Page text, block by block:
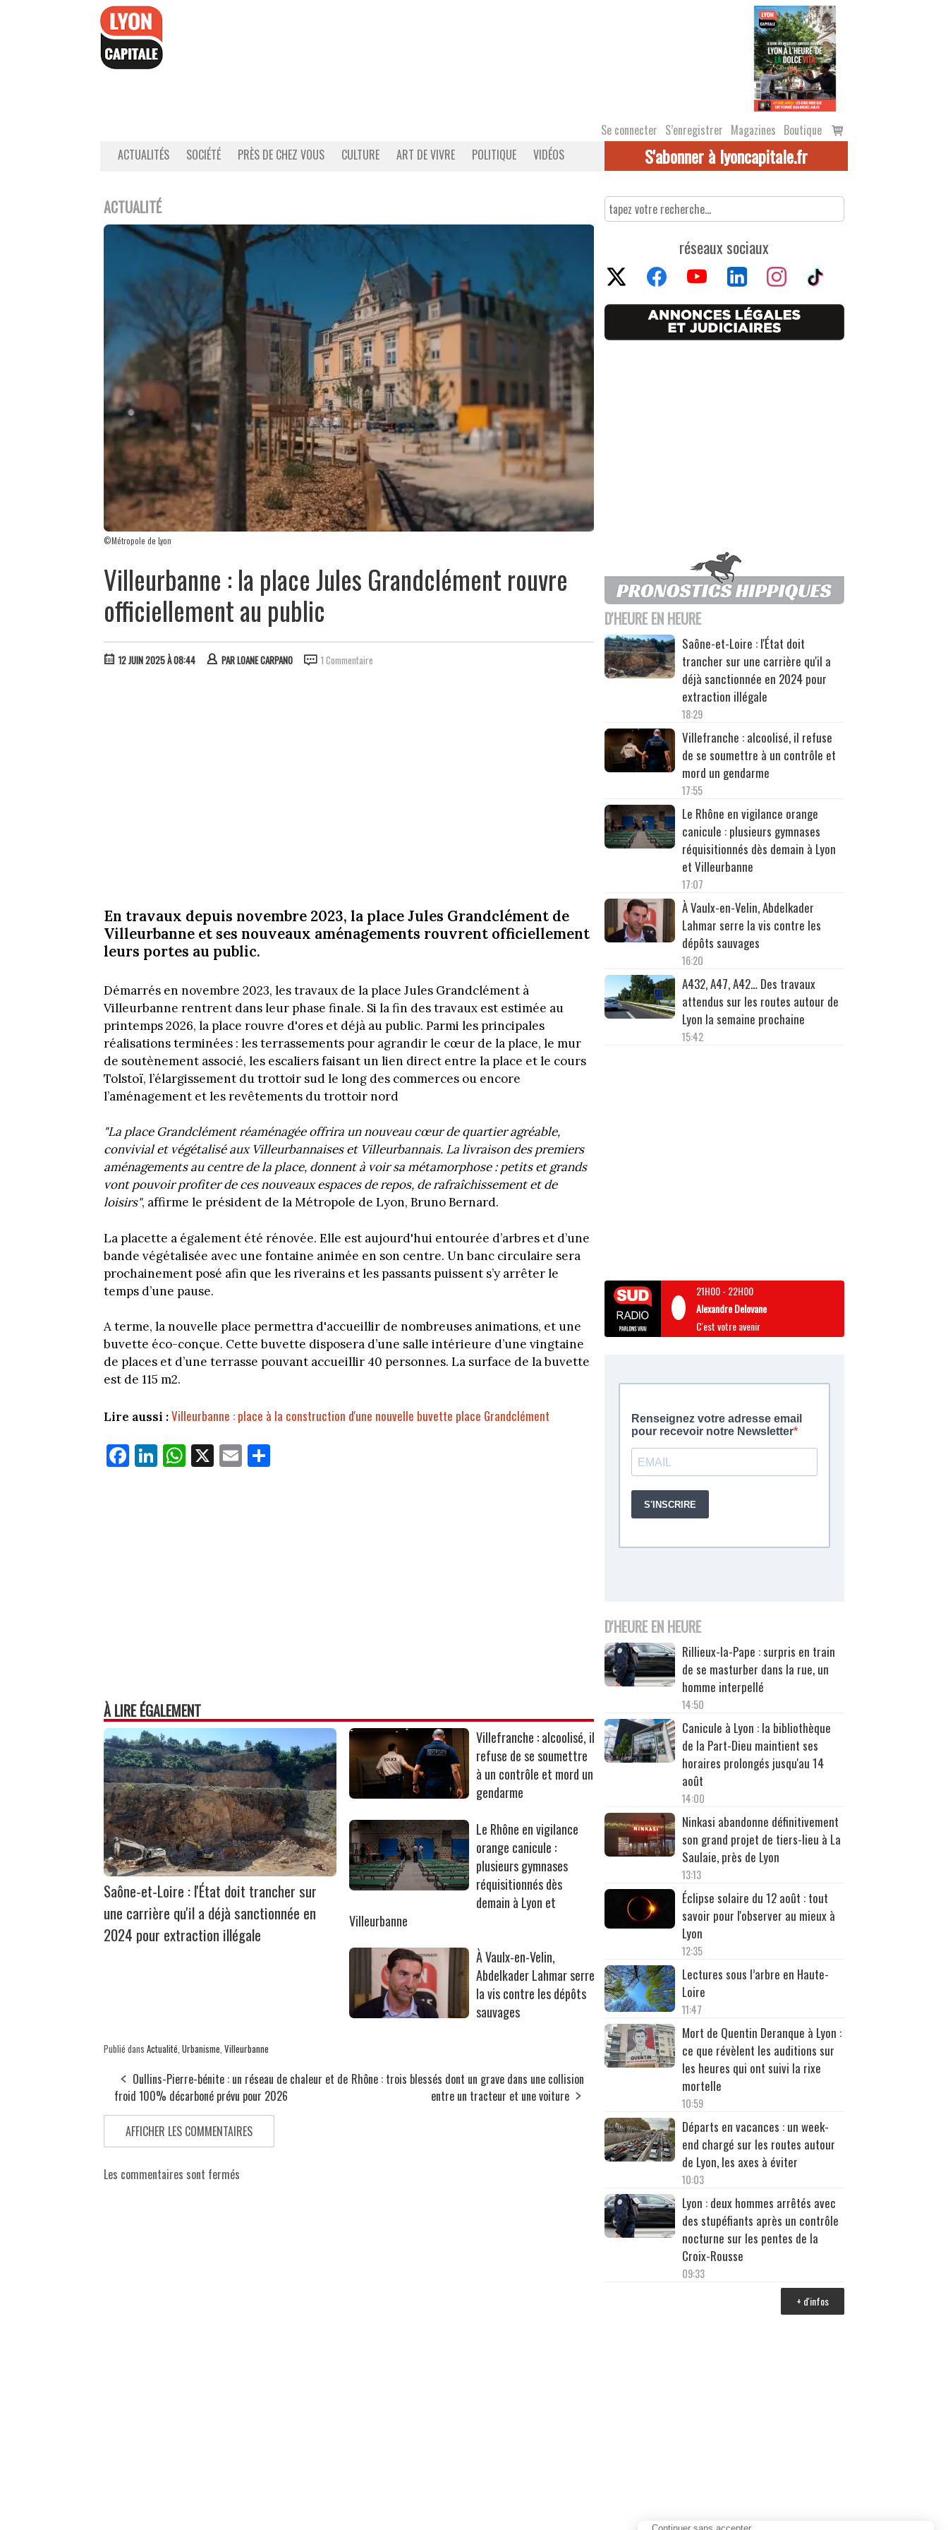
Se connecter S’enregistrer Magazines Boutique
Voir
le
ACTUALITÉS SOCIÉTÉ PRÈS DE CHEZ VOUS CULTURE ART DE VIVRE POLITIQUE VIDÉOS S'abonner à lyoncapitale.fr
ACTUALITÉ
©Métropole de Lyon
Villeurbanne : la place Jules Grandclément rouvre
officiellement au public
12 JUIN 2025 À 08:44 PARLOANE CARPANO 1 Commentaire
En travaux depuis novembre 2023, la place Jules Grandclément de
Villeurbanne et ses nouveaux aménagements rouvrent officiellement
leurs portes au public.
Démarrés en novembre 2023, les travaux de la place Jules Grandclément à
Villeurbanne rentrent dans leur phase finale. Si la fin des travaux est estimée au
printemps 2026, la place rouvre d'ores et déjà au public. Parmi les principales
réalisations terminées : les terrassements pour agrandir le cœur de la place, le mur
de soutènement associé, les escaliers faisant un lien direct entre la place et le cours
Tolstoï, l’élargissement du trottoir sud le long des commerces ou encore
l’aménagement et les revêtements du trottoir nord
"La place Grandclément réaménagée offrira un nouveau cœur de quartier agréable,
convivial et végétalisé aux Villeurbannaises et Villeurbannais. La livraison des premiers
aménagements au centre de la place, donnent à voir sa métamorphose : petits et grands
vont pouvoir profiter de ces nouveaux espaces de repos, de rafraîchissement et de
loisirs", affirme le président de la Métropole de Lyon, Bruno Bernard.
La placette a également été rénovée. Elle est aujourd'hui entourée d’arbres et d’une
bande végétalisée avec une fontaine animée en son centre. Un banc circulaire sera
prochainement posé afin que les riverains et les passants puissent s’y arrêter le
temps d’une pause.
A terme, la nouvelle place permettra d'accueillir de nombreuses animations, et une
buvette éco-conçue. Cette buvette disposera d’une salle intérieure d’une vingtaine
de places et d’une terrasse pouvant accueillir 40 personnes. La surface de la buvette
est de 115 m2.
Lire aussi :Villeurbanne : place à la construction d'une nouvelle buvette place Grandclément
Fa
ce
Li
nk
W
ha
X E
m
À LIRE ÉGALEMENT
Saône-et-Loire : l'État doit trancher sur
une carrière qu'il a déjà sanctionnée en
2024 pour extraction illégale
Villefranche : alcoolisé, il
refuse de se soumettre
à un contrôle et mord un
gendarme
Le Rhône en vigilance
orange canicule :
plusieurs gymnases
réquisitionnés dès
demain à Lyon et
Villeurbanne
À Vaulx-en-Velin,
Abdelkader Lahmar serre
la vis contre les dépôts
sauvages
Publié dans Actualité Urbanisme Villeurbanne
Oullins-Pierre-bénite : un réseau de chaleur et de
froid 100% décarboné prévu pour 2026
Rhône : trois blessés dont un grave dans une collision
entre un tracteur et une voiture
AFFICHER LES COMMENTAIRES
Les commentaires sont fermés
réseaux sociaux
D'HEURE EN HEURE
Saône-et-Loire : l'État doit
trancher sur une carrière qu'il a
déjà sanctionnée en 2024 pour
extraction illégale
18:29
Villefranche : alcoolisé, il refuse
de se soumettre à un contrôle et
mord un gendarme
17:55
Le Rhône en vigilance orange
canicule : plusieurs gymnases
réquisitionnés dès demain à Lyon
et Villeurbanne
17:07
À Vaulx-en-Velin, Abdelkader
Lahmar serre la vis contre les
dépôts sauvages
16:20
A432, A47, A42… Des travaux
attendus sur les routes autour de
Lyon la semaine prochaine
15:42
21H00- 22H00
Alexandre Delovane
C'est votre avenir
D'HEURE EN HEURE
Rillieux-la-Pape : surpris en train
de se masturber dans la rue, un
homme interpellé
14:50
Canicule à Lyon : la bibliothèque
de la Part-Dieu maintient ses
horaires prolongés jusqu'au 14
août
14:00
Ninkasi abandonne définitivement
son grand projet de tiers-lieu à La
Saulaie, près de Lyon
13:13
Éclipse solaire du 12 août : tout
savoir pour l'observer au mieux à
Lyon
12:35
Lectures sous l’arbre en Haute-
Loire
11:47
Mort de Quentin Deranque à Lyon :
ce que révèlent les auditions sur
les heures qui ont suivi la rixe
mortelle
10:59
Départs en vacances : un week-
end chargé sur les routes autour
de Lyon, les axes à éviter
10:03
Lyon : deux hommes arrêtés avec
des stupéfiants après un contrôle
nocturne sur les pentes de la
Croix-Rousse
09:33
+ d'infos